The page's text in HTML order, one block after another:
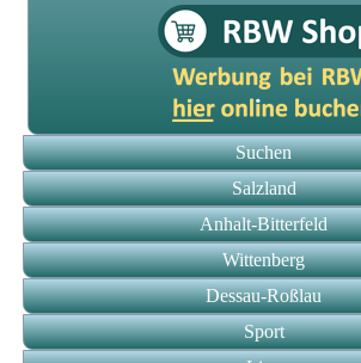
Suchen
Salzland
Anhalt-Bitterfeld
Wittenberg
Dessau-Roßlau
Sport